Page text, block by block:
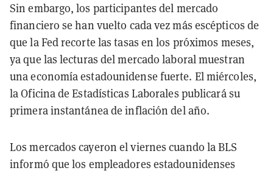
Sin embargo, los participantes del mercado
financiero se han vuelto cada vez más escépticos de
que la Fed recorte las tasas en los próximos meses,
ya que las lecturas del mercado laboral muestran
una economía estadounidense fuerte. El miércoles,
la Oficina de Estadísticas Laborales publicará su
primera instantánea de inflación del año.
Los mercados cayeron el viernes cuando la BLS
informó que los empleadores estadounidenses